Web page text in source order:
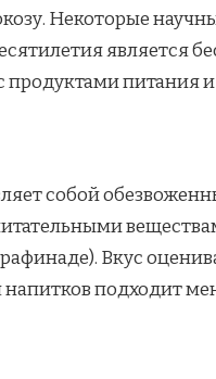
Некоторые
является
продуктами питания
собой
рафинаде). Вкус
подходит